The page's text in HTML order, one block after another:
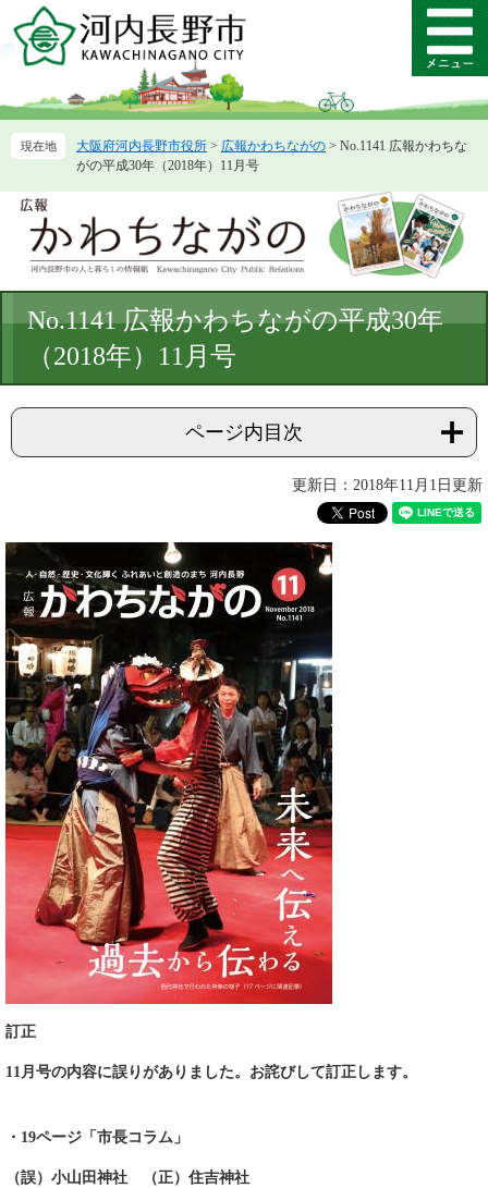
ー
先
ニ
を
て
メ
ニ
ー
大阪府河内長野市役所 > 広報かわちながの > No.1141 広報かわちな
がの平成30年（2018年）11月号
文
No.1141 広報かわちながの平成30年
（2018年）11月号
ページ内目次
更新日：2018年11月1日更新
訂正
11月号の内容に誤りがありました。 お詫びして訂正します。
・19ページ「市長コラム」
（誤）小山田神社 （正）住吉神社